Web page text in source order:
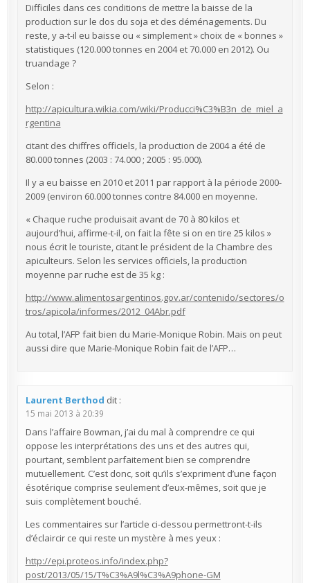
Difficiles dans ces conditions de mettre la baisse de la
production sur le dos du soja et des déménagements. Du
reste, y a-t-il eu baisse ou « simplement » choix de « bonnes »
statistiques (120.000 tonnes en 2004 et 70.000 en 2012). Ou
truandage ?
Selon :
http://apicultura.wikia.com/wiki/Producci%C3%B3n_de_miel_a
rgentina
citant des chiffres officiels, la production de 2004 a été de
80.000 tonnes (2003 : 74.000 ; 2005 : 95.000).
Il y a eu baisse en 2010 et 2011 par rapport à la période 2000-
2009 (environ 60.000 tonnes contre 84.000 en moyenne.
« Chaque ruche produisait avant de 70 à 80 kilos et
aujourd’hui, affirme-t-il, on fait la fête si on en tire 25 kilos »
nous écrit le touriste, citant le président de la Chambre des
apiculteurs. Selon les services officiels, la production
moyenne par ruche est de 35 kg :
http://www.alimentosargentinos.gov.ar/contenido/sectores/o
tros/apicola/informes/2012_04Abr.pdf
Au total, l’AFP fait bien du Marie-Monique Robin. Mais on peut
aussi dire que Marie-Monique Robin fait de l’AFP…
Laurent Berthod dit :
15 mai 2013 à 20:39
Dans l’affaire Bowman, j’ai du mal à comprendre ce qui
oppose les interprétations des uns et des autres qui,
pourtant, semblent parfaitement bien se comprendre
mutuellement. C’est donc, soit qu’ils s’expriment d’une façon
ésotérique comprise seulement d’eux-mêmes, soit que je
suis complètement bouché.
Les commentaires sur l’article ci-dessou permettront-t-ils
d’éclaircir ce qui reste un mystère à mes yeux :
http://epi.proteos.info/index.php?
post/2013/05/15/T%C3%A9l%C3%A9phone-GM